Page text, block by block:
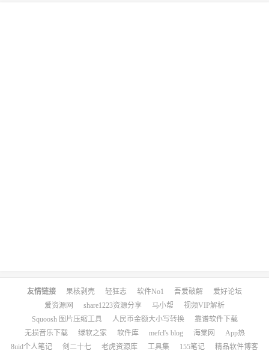
友情链接 果核剥壳 轻狂志 软件No1 吾爱破解
爱好论坛
爱资源网
share1223资源分享 马小帮
视频VIP解析
Squoosh 图片压缩工具
人民币金额大小写转换
靠谱软件下载
无损音乐下载
绿软之家 软件库 mefcl's blog 海棠网
App热
8uid个人笔记
剑二十七 老虎资源库 工具集 155笔记 精品软件博客